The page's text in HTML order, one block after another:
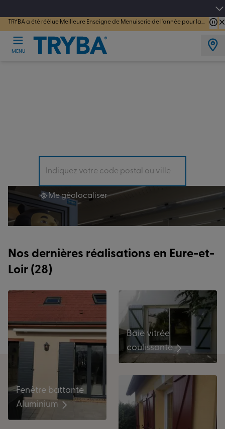
TRYBA a été réélue Meilleure Enseigne de Menuiserie de l'année pour la 7ème année consécutive.
MENU
Me géolocaliser
Nos dernières réalisations en Eure-et-
Loir (28)
Fenêtre battante
Aluminium
Baie vitrée
coulissante